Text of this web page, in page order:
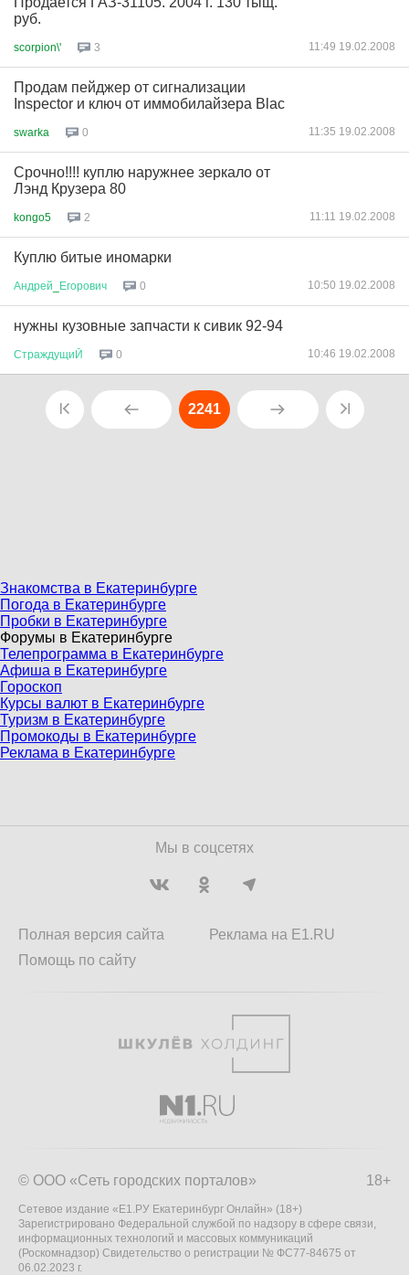
руб.
scorpion\' 3 11:49 19.02.2008
Продам пейджер от сигнализации
Inspector и ключ от иммобилайзера Blac
swarka 0 11:35 19.02.2008
Срочно!!!! куплю наружнее зеркало от
Лэнд Крузера 80
kongo5 2 11:11 19.02.2008
Куплю битые иномарки
Андрей Егорович 0 10:50 19.02.2008
нужны кузовные запчасти к сивик 92-94
СтраждущиЙ 0 10:46 19.02.2008
2241
Знакомства в Екатеринбурге
Погода в Екатеринбурге
Пробки в Екатеринбурге
Форумы в Екатеринбурге
Телепрограмма в Екатеринбурге
Афиша в Екатеринбурге
Гороскоп
Курсы валют в Екатеринбурге
Туризм в Екатеринбурге
Промокоды в Екатеринбурге
Реклама в Екатеринбурге
Мы в соцсетях
Полная версия сайта
Помощь по сайту
Реклама на E1.RU
18+
© ООО «Сеть городских порталов»
Сетевое издание «Е1.РУ Екатеринбург Онлайн» (18+)
Зарегистрировано Федеральной службой по надзору в сфере связи,
информационных технологий и массовых коммуникаций
(Роскомнадзор) Свидетельство о регистрации № ФС77-84675 от
06.02.2023 г.